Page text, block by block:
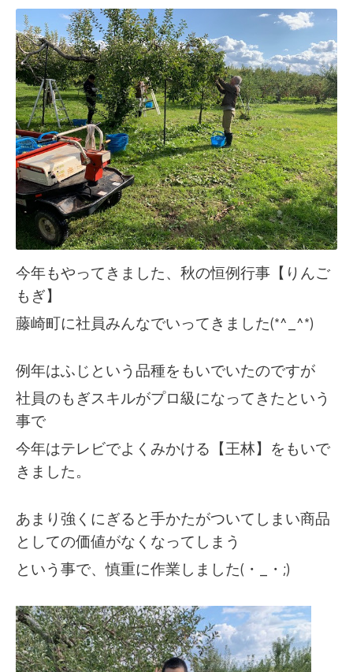
今年もやってきました、秋の恒例行事【りんご
もぎ】
藤崎町に社員みんなでいってきました(*^_^*)
例年はふじという品種をもいでいたのですが
社員のもぎスキルがプロ級になってきたという
事で
今年はテレビでよくみかける【王林】をもいで
きました。
あまり強くにぎると手かたがついてしまい商品
としての価値がなくなってしまう
という事で、慎重に作業しました(・_・;)